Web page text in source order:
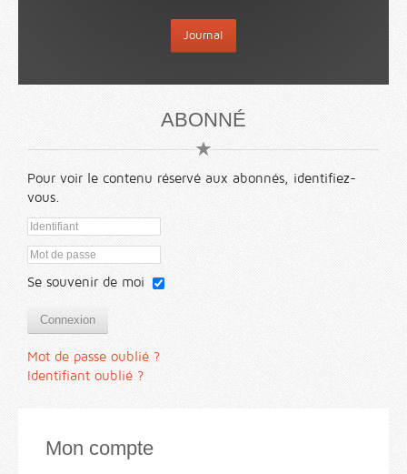
Journal
ABONNÉ
Pour voir le contenu réservé aux abonnés, identifiez-
vous.
Se souvenir de moi
Connexion
Mot de passe oublié ?
Identifiant oublié ?
Mon compte